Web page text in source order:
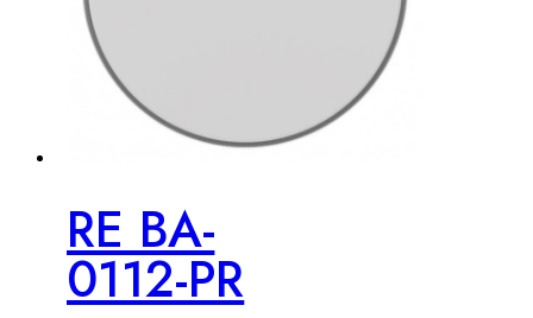
RE BA-
0112-PR